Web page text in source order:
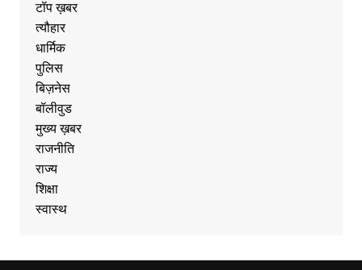
टॉप ख़बर
त्यौहार
धार्मिक
पुलिस
बिज़नेस
बॉलीवुड
मुख्य ख़बर
राजनीति
राज्य
शिक्षा
स्वास्थ